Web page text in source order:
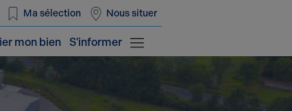
Ma sélection Nous situer
S'informer
mon bien